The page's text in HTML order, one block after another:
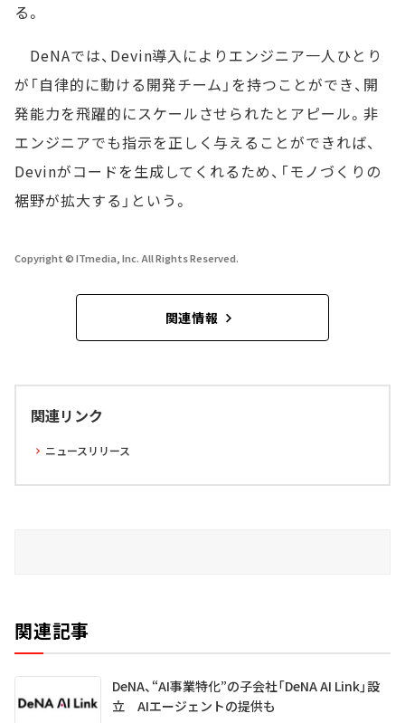
る。
DeNAでは、Devin導入によりエンジニア一人ひとり
が「自律的に動ける開発チーム」を持つことができ、開
発能力を飛躍的にスケールさせられたとアピール。非
エンジニアでも指示を正しく与えることができれば、
Devinがコードを生成してくれるため、「モノづくりの
裾野が拡大する」という。
Copyright © ITmedia, Inc. All Rights Reserved.
関連情報
関連リンク
ニュースリリース
関連記事
DeNA、“AI事業特化”の子会社「DeNA AI Link」設
立 AIエージェントの提供も